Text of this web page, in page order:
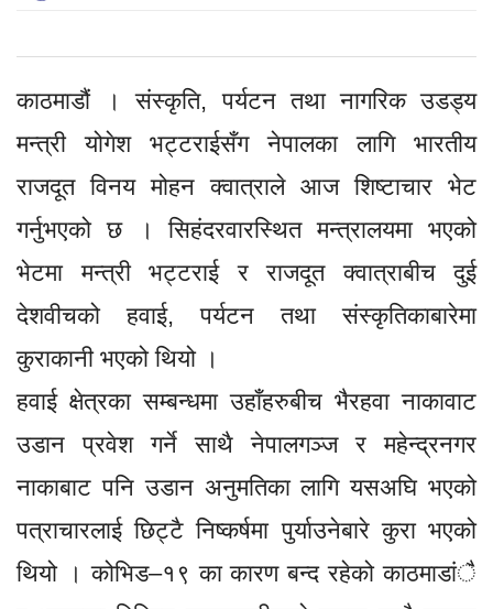
काठमाडौं । संस्कृति, पर्यटन तथा नागरिक उडड्य
मन्त्री योगेश भट्टराईसँग नेपालका लागि भारतीय
राजदूत विनय मोहन क्वात्राले आज शिष्टाचार भेट
गर्नुभएको छ । सिहंदरवारस्थित मन्त्रालयमा भएको
भेटमा मन्त्री भट्टराई र राजदूत क्वात्राबीच दुई
देशवीचको हवाई, पर्यटन तथा संस्कृतिकाबारेमा
कुराकानी भएको थियो ।
हवाई क्षेत्रका सम्बन्धमा उहाँहरुबीच भैरहवा नाकावाट
उडान प्रवेश गर्ने साथै नेपालगञ्ज र महेन्द्रनगर
नाकाबाट पनि उडान अनुमतिका लागि यसअघि भएको
पत्राचारलाई छिट्टै निष्कर्षमा पुर्याउनेबारे कुरा भएको
थियो । कोभिड–१९ का कारण बन्द रहेको काठमाडांै